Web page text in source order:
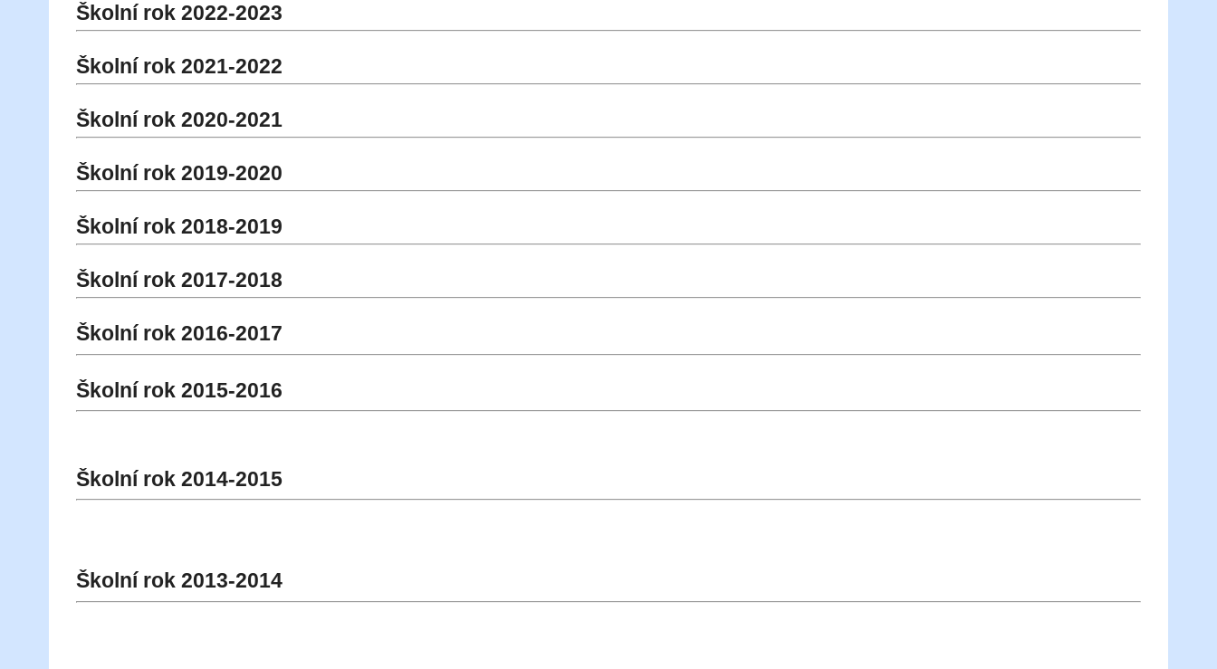
Školní rok 2022-2023
Školní rok 2021-2022
Školní rok 2020-2021
Školní rok 2019-2020
Školní rok 2018-2019
Školní rok 2017-2018
Školní rok 2016-2017
Školní rok 2015-2016
Školní rok 2014-2015
Školní rok 2013-2014